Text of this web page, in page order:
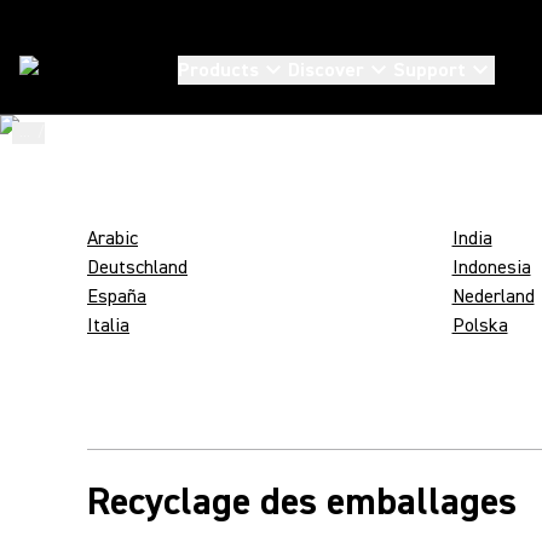
SHURE AND
SUSTAINABLE
Arabic
Deutschland
España
Italia
India
Indonesia
Nederland
Polska
Recyclage des emballages